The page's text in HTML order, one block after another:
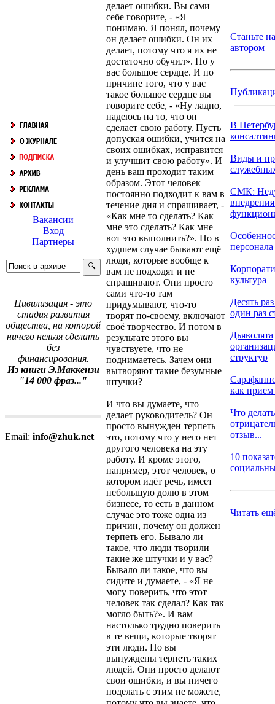
Вакансии
Вход
Партнеры
Цивилизация - это
стадия развития
общества, на которой
ничего нельзя сделать
без
финансирования.
Из книги Э.Маккензи
"14 000 фраз..."
Email: info@zhuk.net
делает ошибки. Вы сами
себе говорите, - «Я
понимаю. Я понял, почему
он делает ошибки. Он их
делает, потому что я их не
достаточно обучил». Но у
вас большое сердце. И по
причине того, что у вас
такое большое сердце вы
говорите себе, - «Ну ладно,
надеюсь на то, что он
сделает свою работу. Пусть
допуская ошибки, учится на
своих ошибках, исправится
и улучшит свою работу». И
день ваш проходит таким
образом. Этот человек
постоянно подходит к вам в
течение дня и спрашивает, -
«Как мне то сделать? Как
мне это сделать? Как мне
вот это выполнить?». Но в
худшем случае бывают ещё
люди, которые вообще к
вам не подходят и не
спрашивают. Они просто
сами что-то там
придумывают, что-то
творят по-своему, включают
своё творчество. И потом в
результате этого вы
чувствуете, что не
поднимаетесь. Зачем они
вытворяют такие безумные
штучки?
И что вы думаете, что
делает руководитель? Он
просто вынужден терпеть
это, потому что у него нет
другого человека на эту
работу. И кроме этого,
например, этот человек, о
котором идёт речь, имеет
небольшую долю в этом
бизнесе, то есть в данном
случае это тоже одна из
причин, почему он должен
терпеть его. Бывало ли
такое, что люди творили
такие же штучки и у вас?
Бывало ли такое, что вы
сидите и думаете, - «Я не
могу поверить, что этот
человек так сделал? Как так
могло быть?». И вам
настолько трудно поверить
в те вещи, которые творят
эти люди. Но вы
вынуждены терпеть таких
людей. Они просто делают
свои ошибки, и вы ничего
поделать с этим не можете,
Станьте
автором
В
Виды и
СМК:
культура
Десять
один раз
Дьяволята
структур
как прием
Что
отзыв...
10
Читать